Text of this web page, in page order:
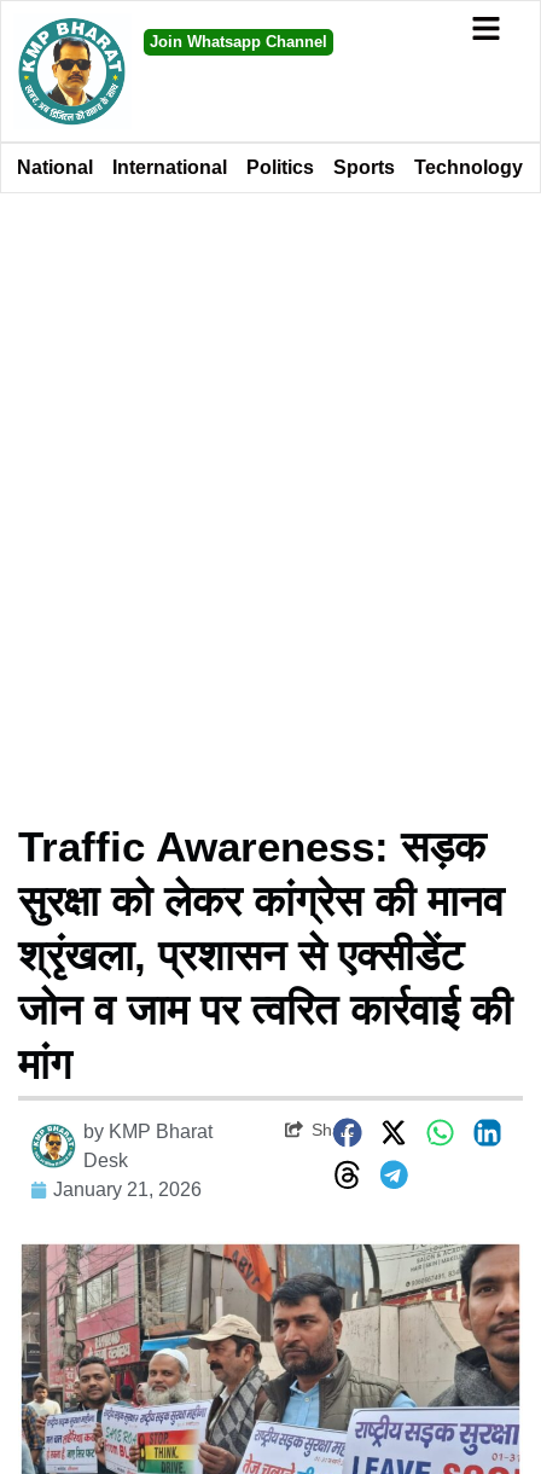
Join Whatsapp Channel
National International Politics Sports Technology
Traffic Awareness: सड़क
सुरक्षा को लेकर कांग्रेस की मानव
श्रृंखला, प्रशासन से एक्सीडेंट
जोन व जाम पर त्वरित कार्रवाई की
मांग
by KMP Bharat
Desk
January 21, 2026
Share